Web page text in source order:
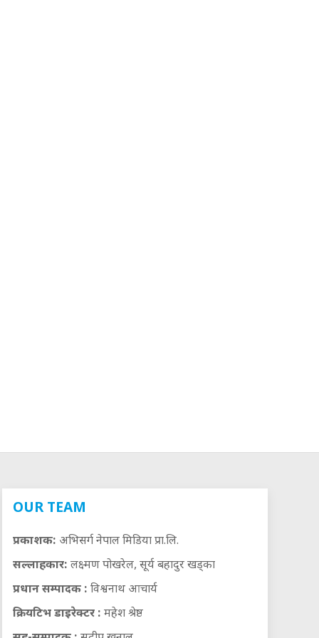
OUR TEAM
प्रकाशक: अभिसर्ग नेपाल मिडिया प्रा.लि.
सल्लाहकार: लक्ष्मण पोखरेल, सूर्य बहादुर खड्का
प्रधान सम्पादक : विश्वनाथ आचार्य
क्रियटिभ डाइरेक्टर : महेश श्रेष्ठ